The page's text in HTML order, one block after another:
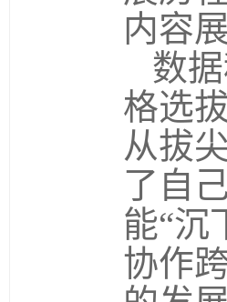
内容
数
格选
从拔
了自
能“沉
协作